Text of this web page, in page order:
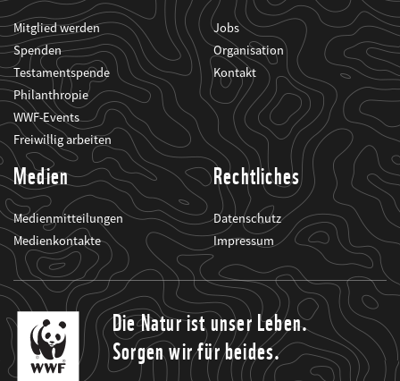
Mitglied werden
Spenden
Testamentspende
Philanthropie
WWF-Events
Freiwillig arbeiten
Jobs
Organisation
Kontakt
Medien
Medienmitteilungen
Medienkontakte
Rechtliches
Datenschutz
Impressum
Die Natur ist unser Leben.
Sorgen wir für beides.